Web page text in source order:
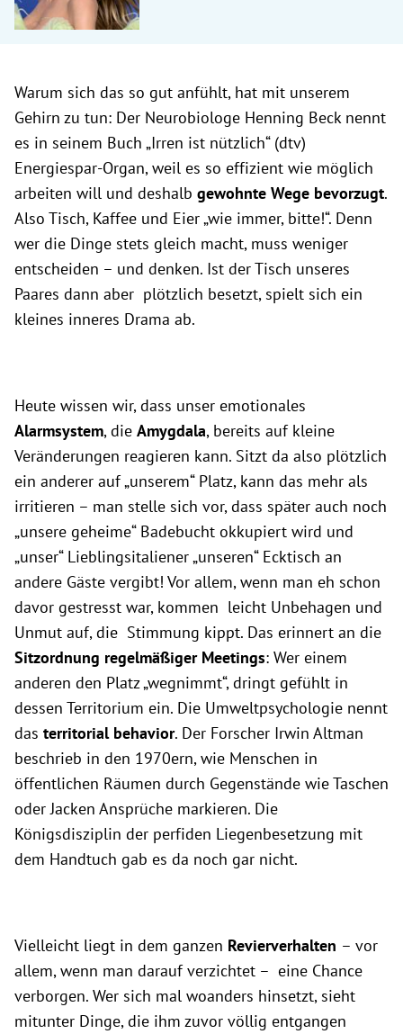
Warum sich das so gut anfühlt, hat mit unserem
Gehirn zu tun: Der Neurobiologe Henning Beck nennt
es in seinem Buch „Irren ist nützlich“ (dtv)
Energiespar-Organ, weil es so effizient wie möglich
arbeiten will und deshalb gewohnte Wege bevorzugt.
Also Tisch, Kaffee und Eier „wie immer, bitte!“. Denn
wer die Dinge stets gleich macht, muss weniger
entscheiden – und denken. Ist der Tisch unseres
Paares dann aber plötzlich besetzt, spielt sich ein
kleines inneres Drama ab.
Heute wissen wir, dass unser emotionales
Alarmsystem, die Amygdala, bereits auf kleine
Veränderungen reagieren kann. Sitzt da also plötzlich
ein anderer auf „unserem“ Platz, kann das mehr als
irritieren – man stelle sich vor, dass später auch noch
„unsere geheime“ Badebucht okkupiert wird und
„unser“ Lieblingsitaliener „unseren“ Ecktisch an
andere Gäste vergibt! Vor allem, wenn man eh schon
davor gestresst war, kommen leicht Unbehagen und
Unmut auf, die Stimmung kippt. Das erinnert an die
Sitzordnung regelmäßiger Meetings: Wer einem
anderen den Platz „wegnimmt“, dringt gefühlt in
dessen Territorium ein. Die Umweltpsychologie nennt
das territorial behavior. Der Forscher Irwin Altman
beschrieb in den 1970ern, wie Menschen in
öffentlichen Räumen durch Gegenstände wie Taschen
oder Jacken Ansprüche markieren. Die
Königsdisziplin der perfiden Liegenbesetzung mit
dem Handtuch gab es da noch gar nicht.
Vielleicht liegt in dem ganzen Revierverhalten – vor
allem, wenn man darauf verzichtet – eine Chance
verborgen. Wer sich mal woanders hinsetzt, sieht
mitunter Dinge, die ihm zuvor völlig entgangen